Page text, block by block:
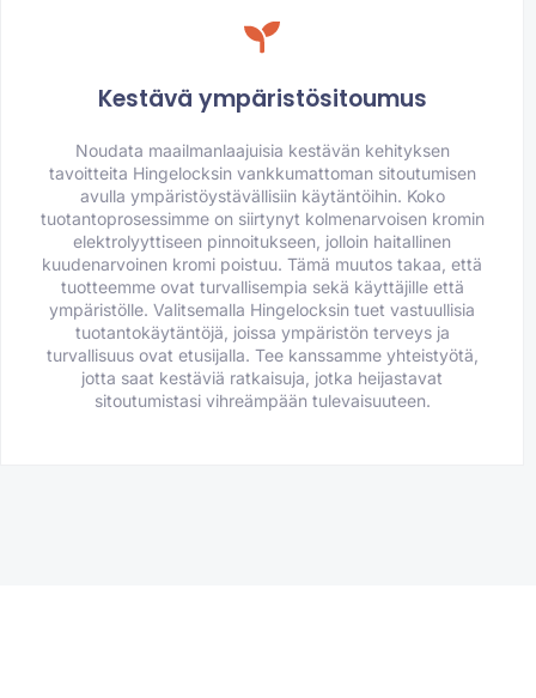
Kestävä ympäristösitoumus
Noudata maailmanlaajuisia kestävän kehityksen
tavoitteita Hingelocksin vankkumattoman sitoutumisen
avulla ympäristöystävällisiin käytäntöihin. Koko
tuotantoprosessimme on siirtynyt kolmenarvoisen kromin
elektrolyyttiseen pinnoitukseen, jolloin haitallinen
kuudenarvoinen kromi poistuu. Tämä muutos takaa, että
tuotteemme ovat turvallisempia sekä käyttäjille että
ympäristölle. Valitsemalla Hingelocksin tuet vastuullisia
tuotantokäytäntöjä, joissa ympäristön terveys ja
turvallisuus ovat etusijalla. Tee kanssamme yhteistyötä,
jotta saat kestäviä ratkaisuja, jotka heijastavat
sitoutumistasi vihreämpään tulevaisuuteen.